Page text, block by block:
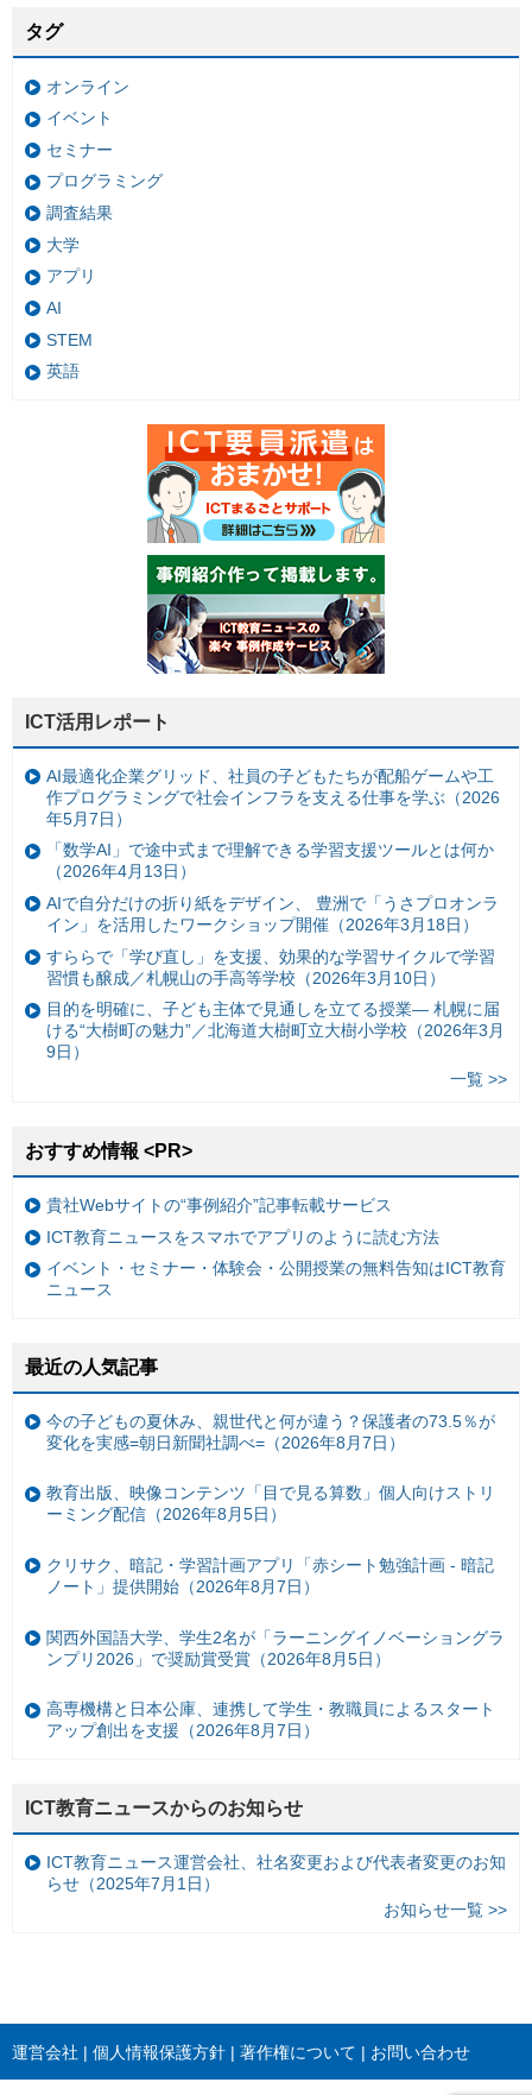
タグ
オンライン
イベント
セミナー
プログラミング
調査結果
大学
アプリ
AI
STEM
英語
ICT活用レポート
AI最適化企業グリッド、社員の子どもたちが配船ゲームや工
作プログラミングで社会インフラを支える仕事を学ぶ（2026
年5月7日）
「数学AI」で途中式まで理解できる学習支援ツールとは何か
（2026年4月13日）
AIで自分だけの折り紙をデザイン、 豊洲で「うさプロオンラ
イン」を活用したワークショップ開催（2026年3月18日）
すららで「学び直し」を支援、効果的な学習サイクルで学習
習慣も醸成／札幌山の手高等学校（2026年3月10日）
目的を明確に、子ども主体で見通しを立てる授業— 札幌に届
ける“大樹町の魅力”／北海道大樹町立大樹小学校（2026年3月
9日）
一覧 >>
おすすめ情報 <PR>
貴社Webサイトの“事例紹介”記事転載サービス
ICT教育ニュースをスマホでアプリのように読む方法
イベント・セミナー・体験会・公開授業の無料告知はICT教育
ニュース
最近の人気記事
今の子どもの夏休み、親世代と何が違う？保護者の73.5％が
変化を実感=朝日新聞社調べ=（2026年8月7日）
教育出版、映像コンテンツ「目で見る算数」個人向けストリ
ーミング配信（2026年8月5日）
クリサク、暗記・学習計画アプリ「赤シート勉強計画 - 暗記
ノート」提供開始（2026年8月7日）
関西外国語大学、学生2名が「ラーニングイノベーショングラ
ンプリ2026」で奨励賞受賞（2026年8月5日）
高専機構と日本公庫、連携して学生・教職員によるスタート
アップ創出を支援（2026年8月7日）
ICT教育ニュースからのお知らせ
ICT教育ニュース運営会社、社名変更および代表者変更のお知
らせ（2025年7月1日）
お知らせ一覧 >>
運営会社 個人情報保護方針 著作権について お問い合わせ